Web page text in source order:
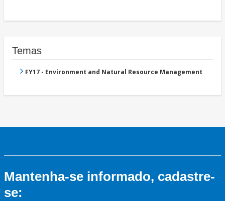
Temas
FY17 - Environment and Natural Resource Management
Mantenha-se informado, cadastre-
se: